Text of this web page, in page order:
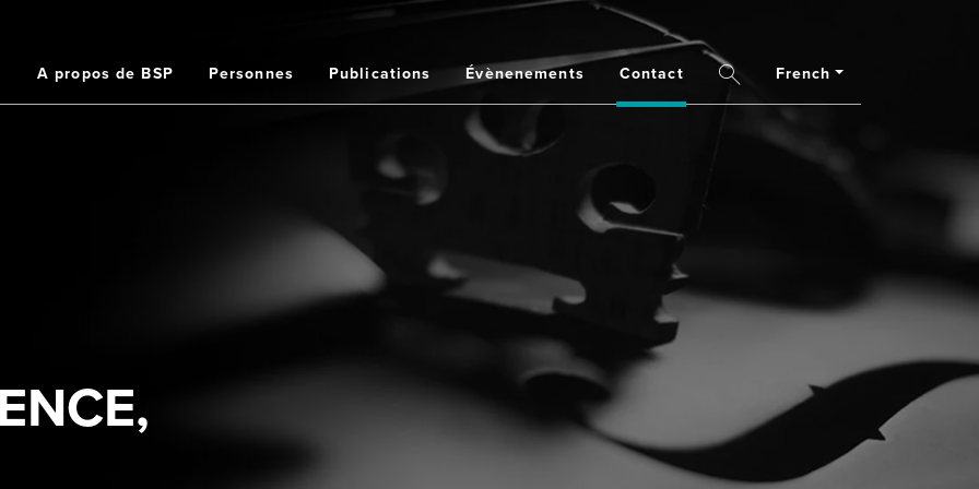
HomeA propos de BSP Personnes Publications Évènenements Contact SearchFrench